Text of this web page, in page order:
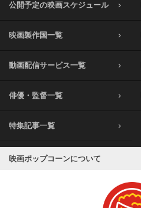
公開予定の映画スケジュール
映画製作国一覧
動画配信サービス一覧
俳優・監督一覧
特集記事一覧
映画ポップコーンについて